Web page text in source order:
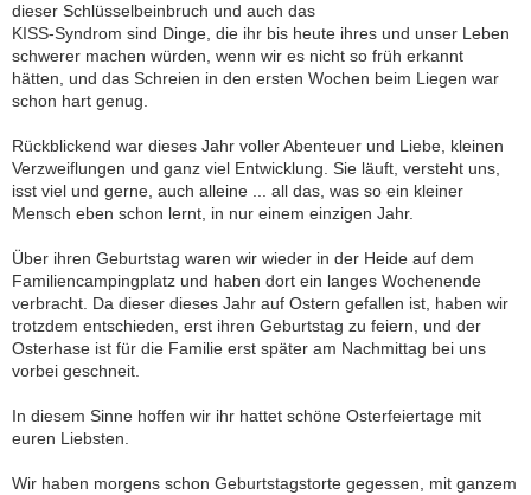
dieser Schlüsselbeinbruch und auch das
KISS-Syndrom sind Dinge, die ihr bis heute ihres und unser Leben
schwerer machen würden, wenn wir es nicht so früh erkannt
hätten, und das Schreien in den ersten Wochen beim Liegen war
schon hart genug.
Rückblickend war dieses Jahr voller Abenteuer und Liebe, kleinen
Verzweiflungen und ganz viel Entwicklung. Sie läuft, versteht uns,
isst viel und gerne, auch alleine ... all das, was so ein kleiner
Mensch eben schon lernt, in nur einem einzigen Jahr.
Über ihren Geburtstag waren wir wieder in der Heide auf dem
Familiencampingplatz und haben dort ein langes Wochenende
verbracht. Da dieser dieses Jahr auf Ostern gefallen ist, haben wir
trotzdem entschieden, erst ihren Geburtstag zu feiern, und der
Osterhase ist für die Familie erst später am Nachmittag bei uns
vorbei geschneit.
In diesem Sinne hoffen wir ihr hattet schöne Osterfeiertage mit
euren Liebsten.
Wir haben morgens schon Geburtstagstorte gegessen, mit ganzem